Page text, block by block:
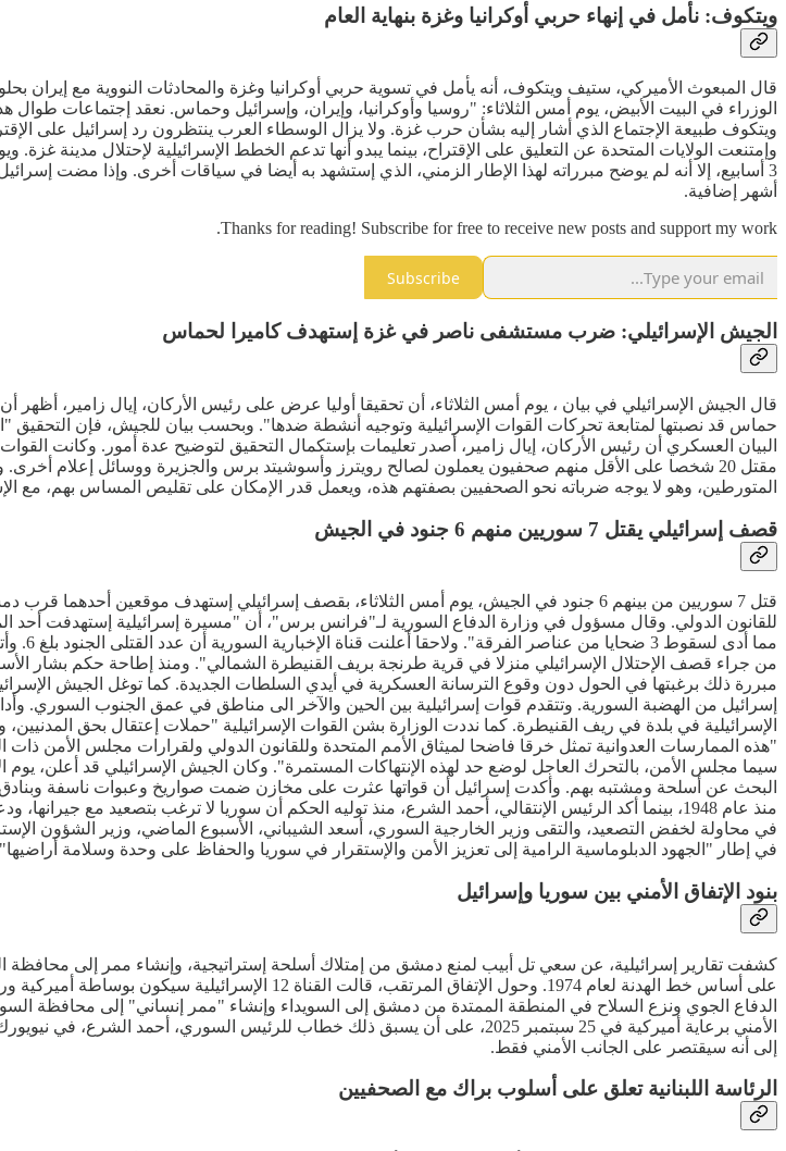
ويتكوف: نأمل في إنهاء حربي أوكرانيا وغزة بنهاية العام
قال المبعوث الأميركي، ستيف ويتكوف، أنه يأمل في تسوية حربي أوكرانيا وغزة والمحادثات النووية مع إيران
الوزراء في البيت الأبيض، يوم أمس الثلاثاء: "روسيا وأوكرانيا، وإيران، وإسرائيل وحماس. نعقد إجتماعات طوال
وإمتنعت الولايات المتحدة عن التعليق على الإقتراح، بينما يبدو أنها تدعم الخطط الإسرائيلية لإحتلال مدينة
3 أسابيع، إلا أنه لم يوضح مبرراته لهذا الإطار الزمني، الذي إستشهد به أيضا في سياقات أخرى. وإذا مضت
أشهر إضافية.
Thanks for reading! Subscribe for free to receive new posts and support my work.
Subscribe
الجيش الإسرائيلي: ضرب مستشفى ناصر في غزة إستهدف كاميرا لحماس
قال الجيش الإسرائيلي في بيان ، يوم أمس الثلاثاء، أن تحقيقا أوليا عرض على رئيس الأركان، إيال زامير،
حماس قد نصبتها لمتابعة تحركات القوات الإسرائيلية وتوجيه أنشطة ضدها". وبحسب بيان للجيش، فإن
البيان العسكري أن رئيس الأركان، إيال زامير، أصدر تعليمات بإستكمال التحقيق لتوضيح عدة أمور. وكانت
مقتل 20 شخصا على الأقل منهم صحفيون يعملون لصالح رويترز وأسوشيتد برس والجزيرة ووسائل
المتورطين، وهو لا يوجه ضرباته نحو الصحفيين بصفتهم هذه، ويعمل قدر الإمكان على تقليص المساس بهم، مع
قصف إسرائيلي يقتل 7 سوريين منهم 6 جنود في الجيش
قتل 7 سوريين من بينهم 6 جنود في الجيش، يوم أمس الثلاثاء، بقصف إسرائيلي إستهدف
مما
مبررة ذلك برغبتها في الحول دون وقوع الترسانة العسكرية في أيدي السلطات الجديدة. كما توغل الجيش
إسرائيل من الهضبة السورية. وتتقدم قوات إسرائيلية بين الحين والآخر الى مناطق في عمق الجنوب السوري.
الإسرائيلية في بلدة في ريف القنيطرة. كما نددت الوزارة بشن القوات الإسرائيلية "حملات إعتقال بحق
"هذه الممارسات العدوانية تمثل خرقا فاضحا لميثاق الأمم المتحدة وللقانون الدولي ولقرارات مجلس الأمن
سيما مجلس الأمن، بالتحرك العاجل لوضع حد لهذه الإنتهاكات المستمرة". وكان الجيش الإسرائيلي قد أعلن،
البحث عن أسلحة ومشتبه بهم. وأكدت إسرائيل أن قواتها عثرت على مخازن ضمت صواريخ وعبوات ناسفة
منذ عام 1948، بينما أكد الرئيس الإنتقالي، أحمد الشرع، منذ توليه الحكم أن سوريا لا ترغب بتصعيد
في محاولة لخفض التصعيد، والتقى وزير الخارجية السوري، أسعد الشيباني، الأسبوع الماضي، وزير الشؤون
في إطار "الجهود الدبلوماسية الرامية إلى تعزيز الأمن والإستقرار في سوريا والحفاظ على وحدة وسلامة
بنود الإتفاق الأمني بين سوريا وإسرائيل
كشفت تقارير إسرائيلية، عن سعي تل أبيب لمنع دمشق من إمتلاك أسلحة إستراتيجية، وإنشاء ممر إلى محافظة
على أساس خط الهدنة لعام 1974. وحول الإتفاق المرتقب،
الدفاع الجوي ونزع السلاح في المنطقة الممتدة من دمشق إلى السويداء وإنشاء "ممر إنساني" إلى محافظة
الأمني برعاية أميركية في 25 سبتمبر 2025، على أن يسبق ذلك خطاب للرئيس
إلى أنه سيقتصر على الجانب الأمني فقط.
الرئاسة اللبنانية تعلق على أسلوب براك مع الصحفيين